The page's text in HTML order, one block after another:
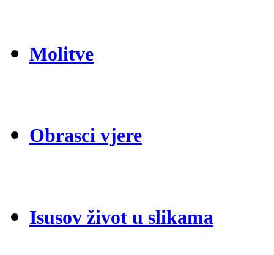
Molitve
Obrasci vjere
Isusov život u slikama